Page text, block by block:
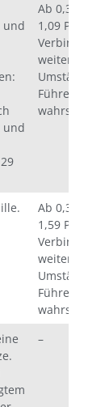
und
und
Ab 0,3
1,09
Verbindung
weiteren
Umständen.
Ab 0,3
1,59
Verbindung
weiteren
Umständen.
–